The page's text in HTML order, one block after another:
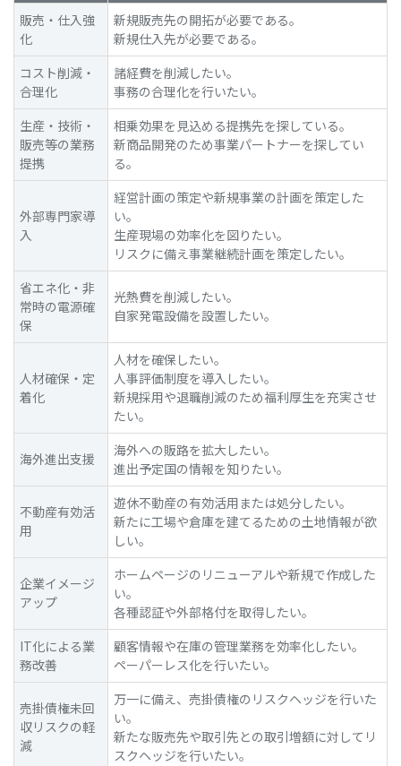
販売・仕入強
化
新規販売先の開拓が必要である。
新規仕入先が必要である。
コスト削減・
合理化
諸経費を削減したい。
事務の合理化を行いたい。
生産・技術・
販売等の業務
提携
相乗効果を見込める提携先を探している。
新商品開発のため事業パートナーを探してい
る。
外部専門家導
入
経営計画の策定や新規事業の計画を策定した
い。
生産現場の効率化を図りたい。
リスクに備え事業継続計画を策定したい。
省エネ化・非
常時の電源確
保
光熱費を削減したい。
自家発電設備を設置したい。
人材確保・定
着化
人材を確保したい。
人事評価制度を導入したい。
新規採用や退職削減のため福利厚生を充実させ
たい。
海外進出支援
海外への販路を拡大したい。
進出予定国の情報を知りたい。
不動産有効活
用
遊休不動産の有効活用または処分したい。
新たに工場や倉庫を建てるための土地情報が欲
しい。
企業イメージ
アップ
ホームページのリニューアルや新規で作成した
い。
各種認証や外部格付を取得したい。
IT化による業
務改善
顧客情報や在庫の管理業務を効率化したい。
ペーパーレス化を行いたい。
売掛債権未回
収リスクの軽
減
万一に備え、売掛債権のリスクヘッジを行いた
い。
新たな販売先や取引先との取引増額に対してリ
スクヘッジを行いたい。